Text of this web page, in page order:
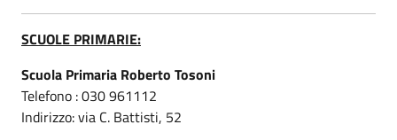
SCUOLE PRIMARIE:
Scuola Primaria Roberto Tosoni
Telefono : 030 961112
Indirizzo: via C. Battisti, 52